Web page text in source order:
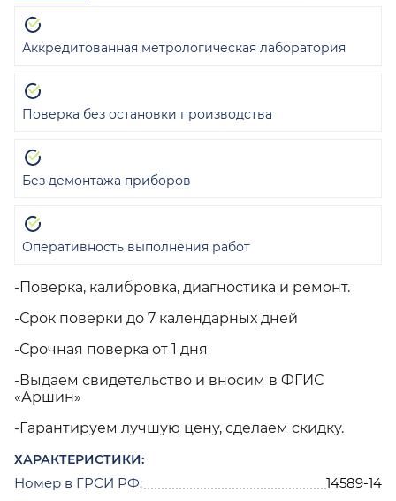
-Поверка, калибровка, диагностика и ремонт.
-Срок поверки до 7 календарных дней
-Срочная поверка от 1 дня
-Выдаем свидетельство и вносим в ФГИС
«Аршин»
-Гарантируем лучшую цену, сделаем скидку.
ХАРАКТЕРИСТИКИ:
Номер в ГРСИ РФ:
14589-14
Аккредитованная метрологическая лаборатория
Поверка без остановки производства
Без демонтажа приборов
Оперативность выполнения работ